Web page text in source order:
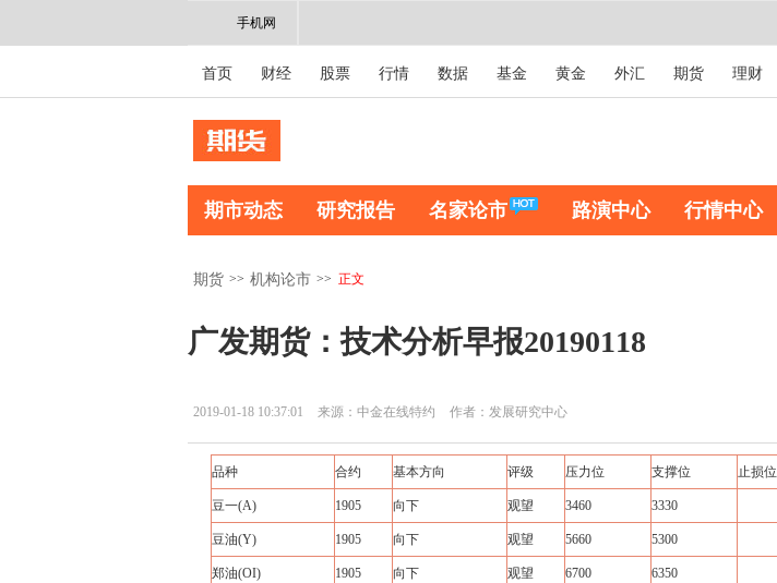
手机网
首页 财经 股票 行情 数据 基金 黄金 外汇 期货 理财
期市动态 研究报告 名家论市 路演中心 行情中心
期货 >> 机构论市 >> 正文
广发期货：技术分析早报20190118
2019-01-18 10:37:01 来源：中金在线特约 作者：发展研究中心
品种 合约 基本方向 评级 压力位 支撑位 止损位
豆一(A) 1905 向下 观望 3460 3330
豆油(Y) 1905 向下 观望 5660 5300
郑油(OI) 1905 向下 观望 6700 6350